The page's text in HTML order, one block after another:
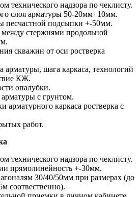
технического надзора по чеклисту.
слоя арматуры 50-20мм+10мм.
песчастной подсыпки +-50мм.
между стержнями продольной
скважин от оси ростверка
арматуры, шага каркаса, технологий
КЖ.
опалубки.
с грунтом.
арматурного каркаса ростверка с
работ.
технического надзора по чеклисту.
прямолинейность +-30мм.
30/40/50мм при размерах (до
соотвественно).